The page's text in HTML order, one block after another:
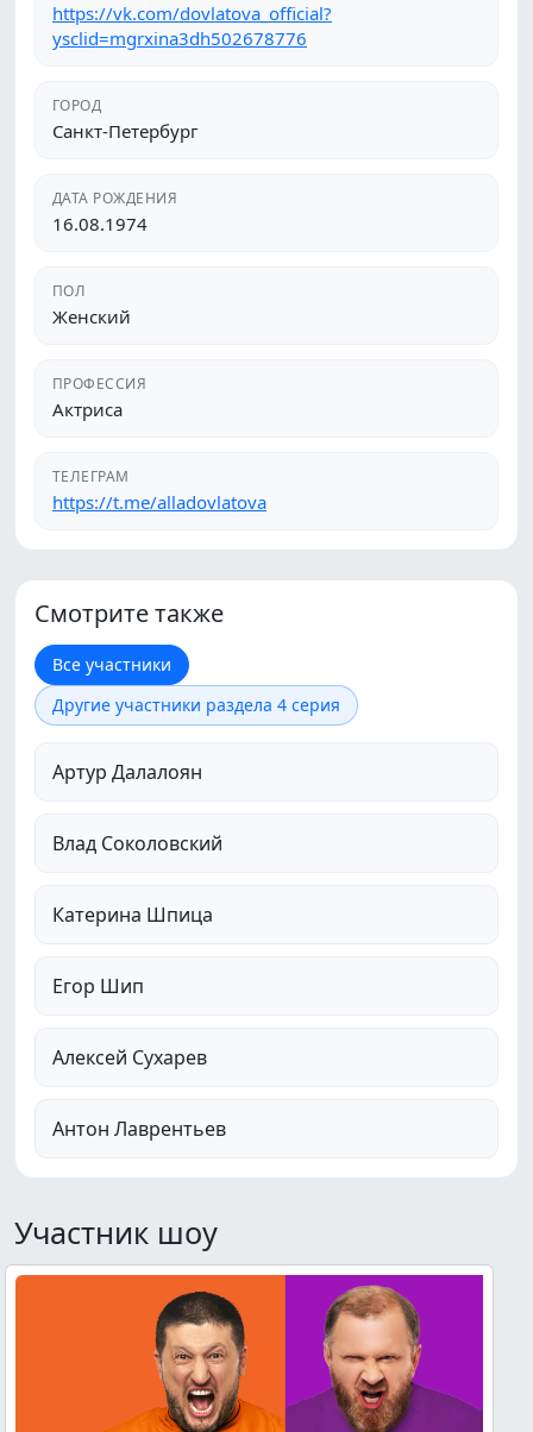
https://vk.com/dovlatova_official?
ysclid=mgrxina3dh502678776
ГОРОД
Санкт-Петербург
ДАТА РОЖДЕНИЯ
16.08.1974
ПОЛ
Женский
ПРОФЕССИЯ
Актриса
ТЕЛЕГРАМ
https://t.me/alladovlatova
Смотрите также
Все участники
Другие участники раздела 4 серия
Артур Далалоян
Влад Соколовский
Катерина Шпица
Егор Шип
Алексей Сухарев
Антон Лаврентьев
Участник шоу